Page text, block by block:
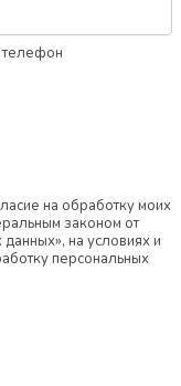
телефон
на обработку моих
законом от
на условиях и
персональных